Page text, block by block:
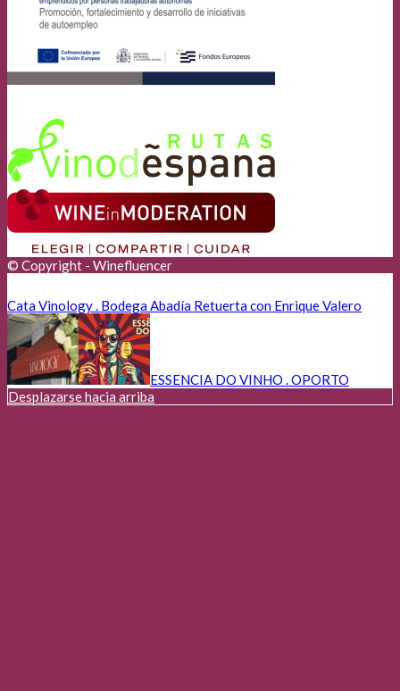
© Copyright - Winefluencer
Cata Vinology . Bodega Abadía Retuerta con Enrique Valero
ESSENCIA DO VINHO . OPORTO
Desplazarse hacia arriba